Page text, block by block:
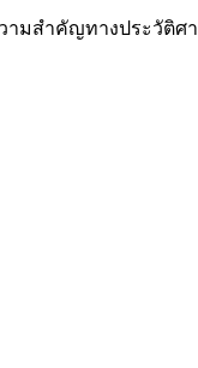
ามสำคัญทางประวัติ